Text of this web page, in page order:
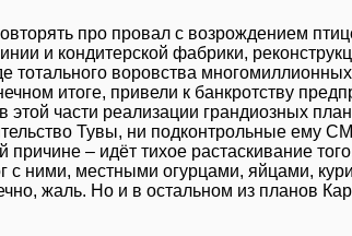
про провал с возрождением
и кондитерской фабрики,
тотального воровства
итоге, привели к банкротству
этой части реализации грандиозных
Тувы, ни подконтрольные ему
– идёт тихое растаскивание
с ними, местными огурцами, яйцами,
жаль. Но и в остальном из